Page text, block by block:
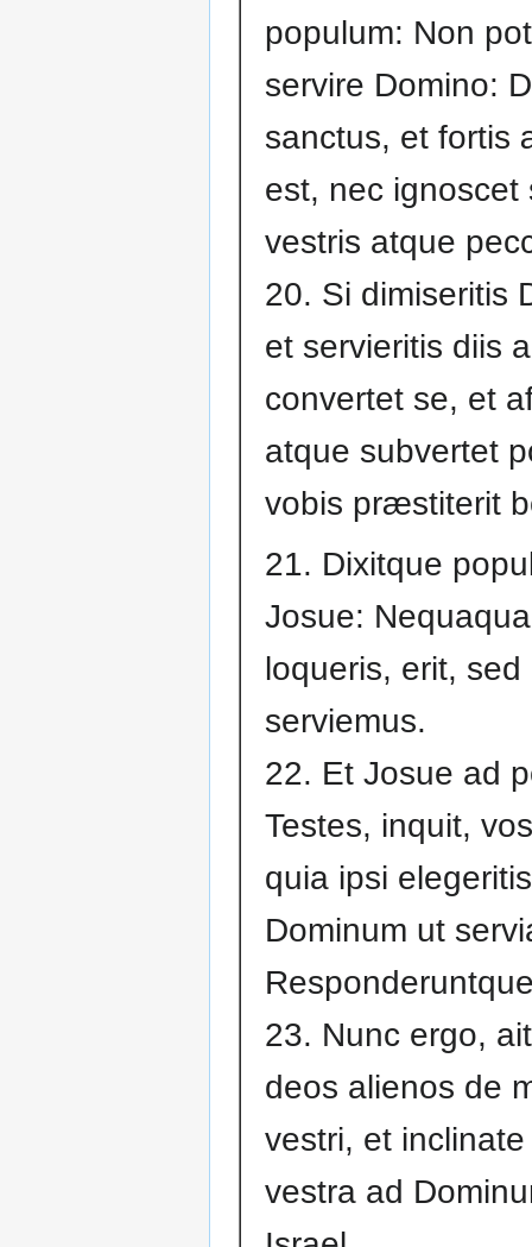
populum: Non
servire Domino:
sanctus, et fortis
est, nec ignoscet
vestris atque
20. Si dimiseritis
et servieritis diis
convertet se, et
atque subvertet
vobis præstiterit
21. Dixitque
Josue:
loqueris, erit, sed
serviemus.
22. Et Josue ad
Testes, inquit,
quia ipsi
Dominum ut
23. Nunc ergo,
deos alienos de
vestri, et
vestra ad